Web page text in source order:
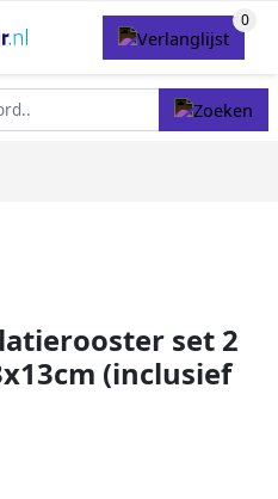
set 2
(inclusief